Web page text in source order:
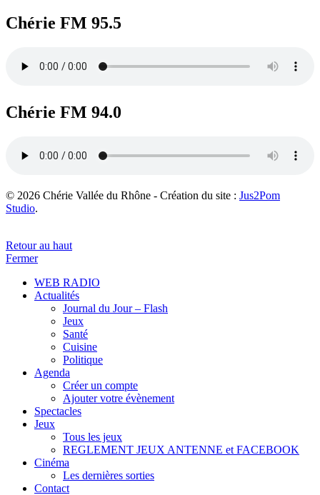
Chérie FM 95.5
Chérie FM 94.0
© 2026 Chérie Vallée du Rhône - Création du site : Jus2Pom
Studio.
Retour au haut
Fermer
WEB RADIO
Actualités
Journal du Jour – Flash
Jeux
Santé
Cuisine
Politique
Agenda
Créer un compte
Ajouter votre évènement
Spectacles
Jeux
Tous les jeux
REGLEMENT JEUX ANTENNE et FACEBOOK
Cinéma
Les dernières sorties
Contact